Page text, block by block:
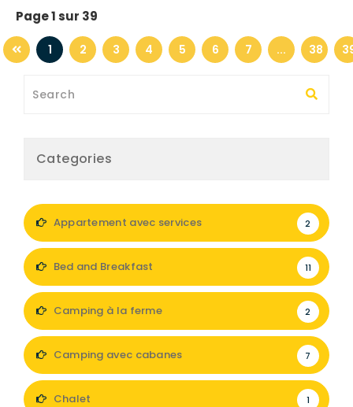
Page 1 sur 39
1 2 3 4 5 6 7 ... 38
Categories
Appartement avec services 2
Bed and Breakfast 11
Camping à la ferme 2
Camping avec cabanes 7
Chalet 1